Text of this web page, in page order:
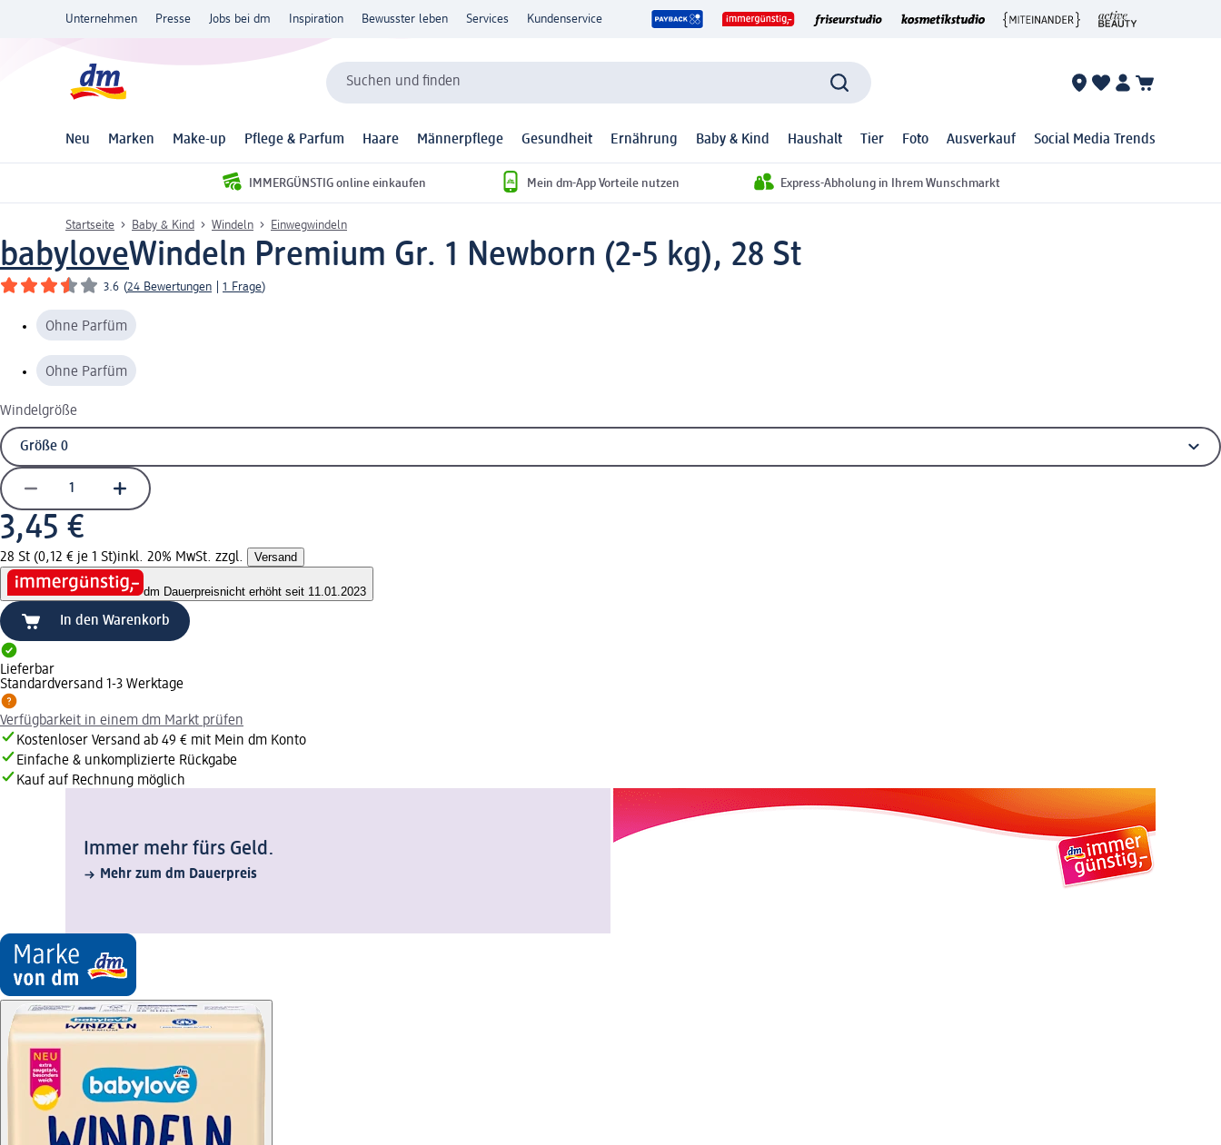
Unternehmen Presse Jobs bei dm Inspiration Bewusster leben Services Kundenservice
Suchen und finden
Neu Marken Make-up Pflege & Parfum Haare Männerpflege Gesundheit Ernährung Baby & Kind Haushalt Tier Foto Ausverkauf Social Media Trends
IMMERGÜNSTIG online einkaufen Mein dm-App Vorteile nutzen Express-Abholung in Ihrem Wunschmarkt
Startseite Baby & Kind Windeln Einwegwindeln
babyloveWindeln Premium Gr. 1 Newborn (2-5 kg), 28 St
3.6 (24 Bewertungen 1 Frage)
Ohne Parfüm
Ohne Parfüm
Windelgröße
3,45 €
28 St (0,12 € je 1 St)inkl. 20% MwSt. zzgl. Versand
dm Dauerpreisnicht erhöht seit 11.01.2023
In den Warenkorb
Lieferbar
Standardversand 1-3 Werktage
Verfügbarkeit in einem dm Markt prüfen
Kostenloser Versand ab 49 € mit Mein dm Konto
Einfache & unkomplizierte Rückgabe
Kauf auf Rechnung möglich
Immer mehr fürs Geld.
Mehr zum dm Dauerpreis